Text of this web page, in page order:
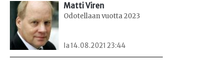
Matti Viren
Odotellaan vuotta 2023
la 14.08.2021 23:44